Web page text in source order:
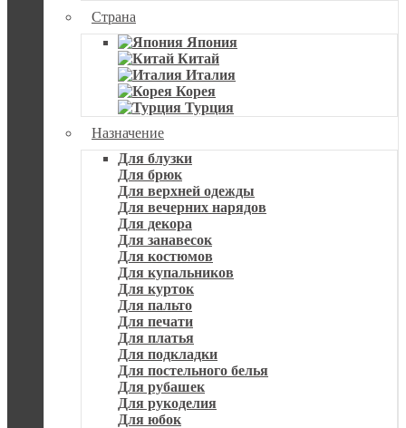
Страна
Япония
Китай
Италия
Корея
Турция
Назначение
Для блузки
Для брюк
Для верхней одежды
Для вечерних нарядов
Для декора
Для занавесок
Для костюмов
Для купальников
Для курток
Для пальто
Для печати
Для платья
Для подкладки
Для постельного белья
Для рубашек
Для рукоделия
Для юбок